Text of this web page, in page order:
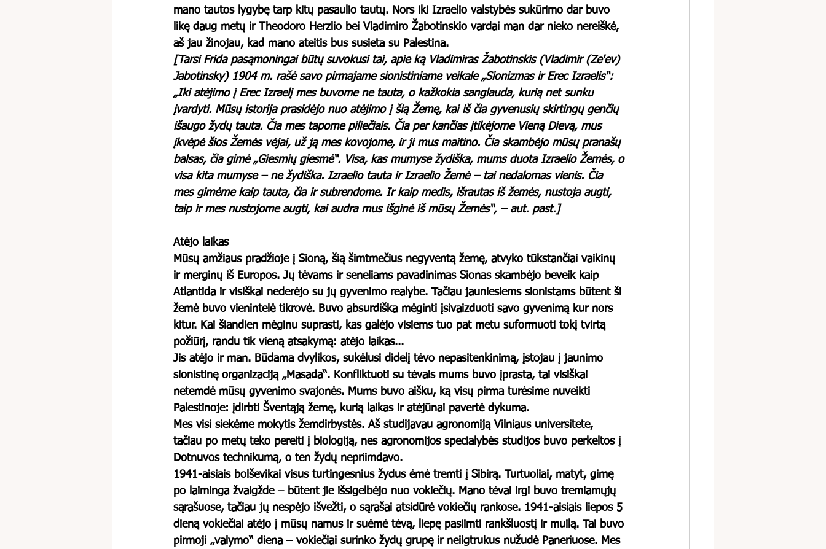
mano tautos lygybę tarp kitų pasaulio tautų. Nors iki Izraelio valstybės sukūrimo dar buvo
likę daug metų ir Theodoro Herzlio bei Vladimiro Žabotinskio vardai man dar nieko nereiškė,
aš jau žinojau, kad mano ateitis bus susieta su Palestina.
[Tarsi Frida pasąmoningai būtų suvokusi tai, apie ką Vladimiras Žabotinskis (Vladimir (Ze'ev)
Jabotinsky) 1904 m. rašė savo pirmajame sionistiniame veikale „Sionizmas ir Erec Izraelis“:
„Iki atėjimo į Erec Izraelį mes buvome ne tauta, o kažkokia sanglauda, kurią net sunku
įvardyti. Mūsų istorija prasidėjo nuo atėjimo į šią Žemę, kai iš čia gyvenusių skirtingų genčių
išaugo žydų tauta. Čia mes tapome piliečiais. Čia per kančias įtikėjome Vieną Dievą, mus
įkvėpė šios Žemės vėjai, už ją mes kovojome, ir ji mus maitino. Čia skambėjo mūsų pranašų
balsas, čia gimė „Giesmių giesmė“. Visa, kas mumyse žydiška, mums duota Izraelio Žemės, o
visa kita mumyse – ne žydiška. Izraelio tauta ir Izraelio Žemė – tai nedalomas vienis. Čia
mes gimėme kaip tauta, čia ir subrendome. Ir kaip medis, išrautas iš žemės, nustoja augti,
taip ir mes nustojome augti, kai audra mus išginė iš mūsų Žemės“, – aut. past.]
Atėjo laikas
Mūsų amžiaus pradžioje į Sioną, šią šimtmečius negyventą žemę, atvyko tūkstančiai vaikinų
ir merginų iš Europos. Jų tėvams ir seneliams pavadinimas Sionas skambėjo beveik kaip
Atlantida ir visiškai nederėjo su jų gyvenimo realybe. Tačiau jauniesiems sionistams būtent ši
žemė buvo vienintelė tikrovė. Buvo absurdiška mėginti įsivaizduoti savo gyvenimą kur nors
kitur. Kai šiandien mėginu suprasti, kas galėjo visiems tuo pat metu suformuoti tokį tvirtą
požiūrį, randu tik vieną atsakymą: atėjo laikas...
Jis atėjo ir man. Būdama dvylikos, sukėlusi didelį tėvo nepasitenkinimą, įstojau į jaunimo
sionistinę organizaciją „Masada“. Konfliktuoti su tėvais mums buvo įprasta, tai visiškai
netemdė mūsų gyvenimo svajonės. Mums buvo aišku, ką visų pirma turėsime nuveikti
Palestinoje: įdirbti Šventąją žemę, kurią laikas ir atėjūnai pavertė dykuma.
Mes visi siekėme mokytis žemdirbystės. Aš studijavau agronomiją Vilniaus universitete,
tačiau po metų teko pereiti į biologiją, nes agronomijos specialybės studijos buvo perkeltos į
Dotnuvos technikumą, o ten žydų nepriimdavo.
1941-aisiais bolševikai visus turtingesnius žydus ėmė tremti į Sibirą. Turtuoliai, matyt, gimę
po laiminga žvaigžde – būtent jie išsigelbėjo nuo vokiečių. Mano tėvai irgi buvo tremiamųjų
sąrašuose, tačiau jų nespėjo išvežti, o sąrašai atsidūrė vokiečių rankose. 1941-aisiais liepos 5
dieną vokiečiai atėjo į mūsų namus ir suėmė tėvą, liepę pasiimti rankšluostį ir muilą. Tai buvo
pirmoji „valymo“ diena – vokiečiai surinko žydų grupę ir neilgtrukus nužudė Paneriuose. Mes